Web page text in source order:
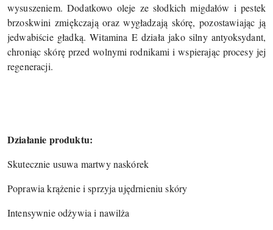
wysuszeniem. Dodatkowo oleje ze słodkich migdałów i pestek
brzoskwini zmiękczają oraz wygładzają skórę, pozostawiając ją
jedwabiście gładką. Witamina E działa jako silny antyoksydant,
chroniąc skórę przed wolnymi rodnikami i wspierając procesy jej
regeneracji.
Działanie produktu:
Skutecznie usuwa martwy naskórek
Poprawia krążenie i sprzyja ujędrnieniu skóry
Intensywnie odżywia i nawilża